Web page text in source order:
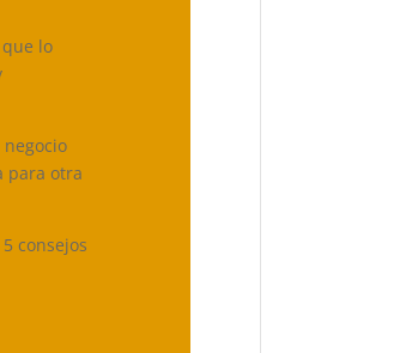
lo
para otra
consejos